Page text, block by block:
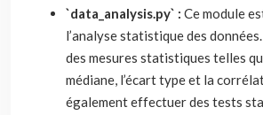
`data_analysis.py` : Ce module
l’analyse statistique des
des mesures statistiques telles
médiane, l’écart type et la
également effectuer des tests